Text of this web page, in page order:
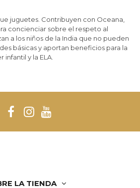
juguetes. Contribuyen con Oceana,
concienciar sobre el respeto al
a los niños de la India que no pueden
básicas y aportan beneficios para la
y la ELA.
LA TIENDA